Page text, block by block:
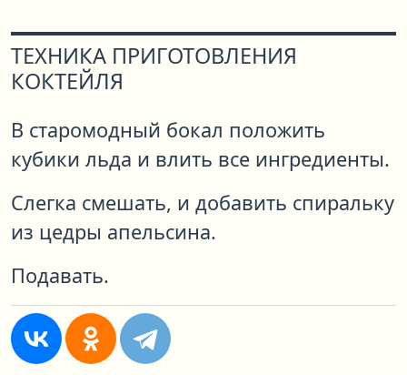
ТЕХНИКА ПРИГОТОВЛЕНИЯ
КОКТЕЙЛЯ
В старомодный бокал положить
кубики льда и влить все ингредиенты.
Слегка смешать, и добавить спиральку
из цедры апельсина.
Подавать.